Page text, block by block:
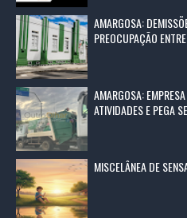
AMARGOSA:
PREOCUPAÇÃO
AMARGOSA:
ATIVIDADES E PEGA
MISCELÂNEA DE